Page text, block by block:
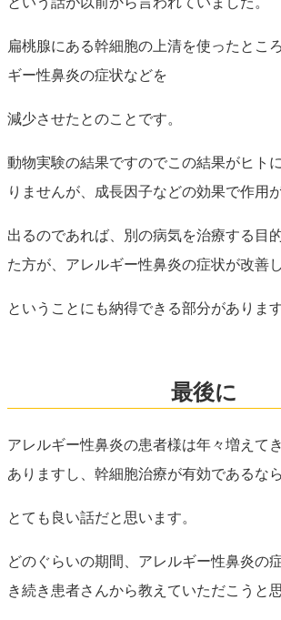
扁桃腺にある幹細胞の上清を使ったとこ
ギー性鼻炎の症状などを
減少させたとのことです。
動物実験の結果ですのでこの結果がヒト
りませんが、成長因子などの効果で作用
出るのであれば、別の病気を治療する目
た方が、アレルギー性鼻炎の症状が改善
ということにも納得できる部分があります
最後に
アレルギー性鼻炎の患者様は年々増えて
ありますし、幹細胞治療が有効であるなら
とても良い話だと思います。
どのぐらいの期間、アレルギー性鼻炎の
き続き患者さんから教えていただこうと